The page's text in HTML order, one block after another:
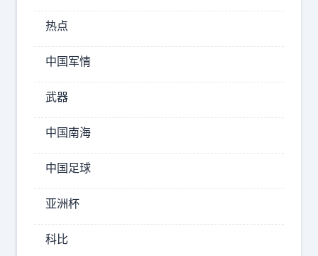
孝
子
天
天
湖
离
，
要
不
埃
克
戈
尔
姆
热点
中国军情
武器
中国南海
中国足球
亚洲杯
科比